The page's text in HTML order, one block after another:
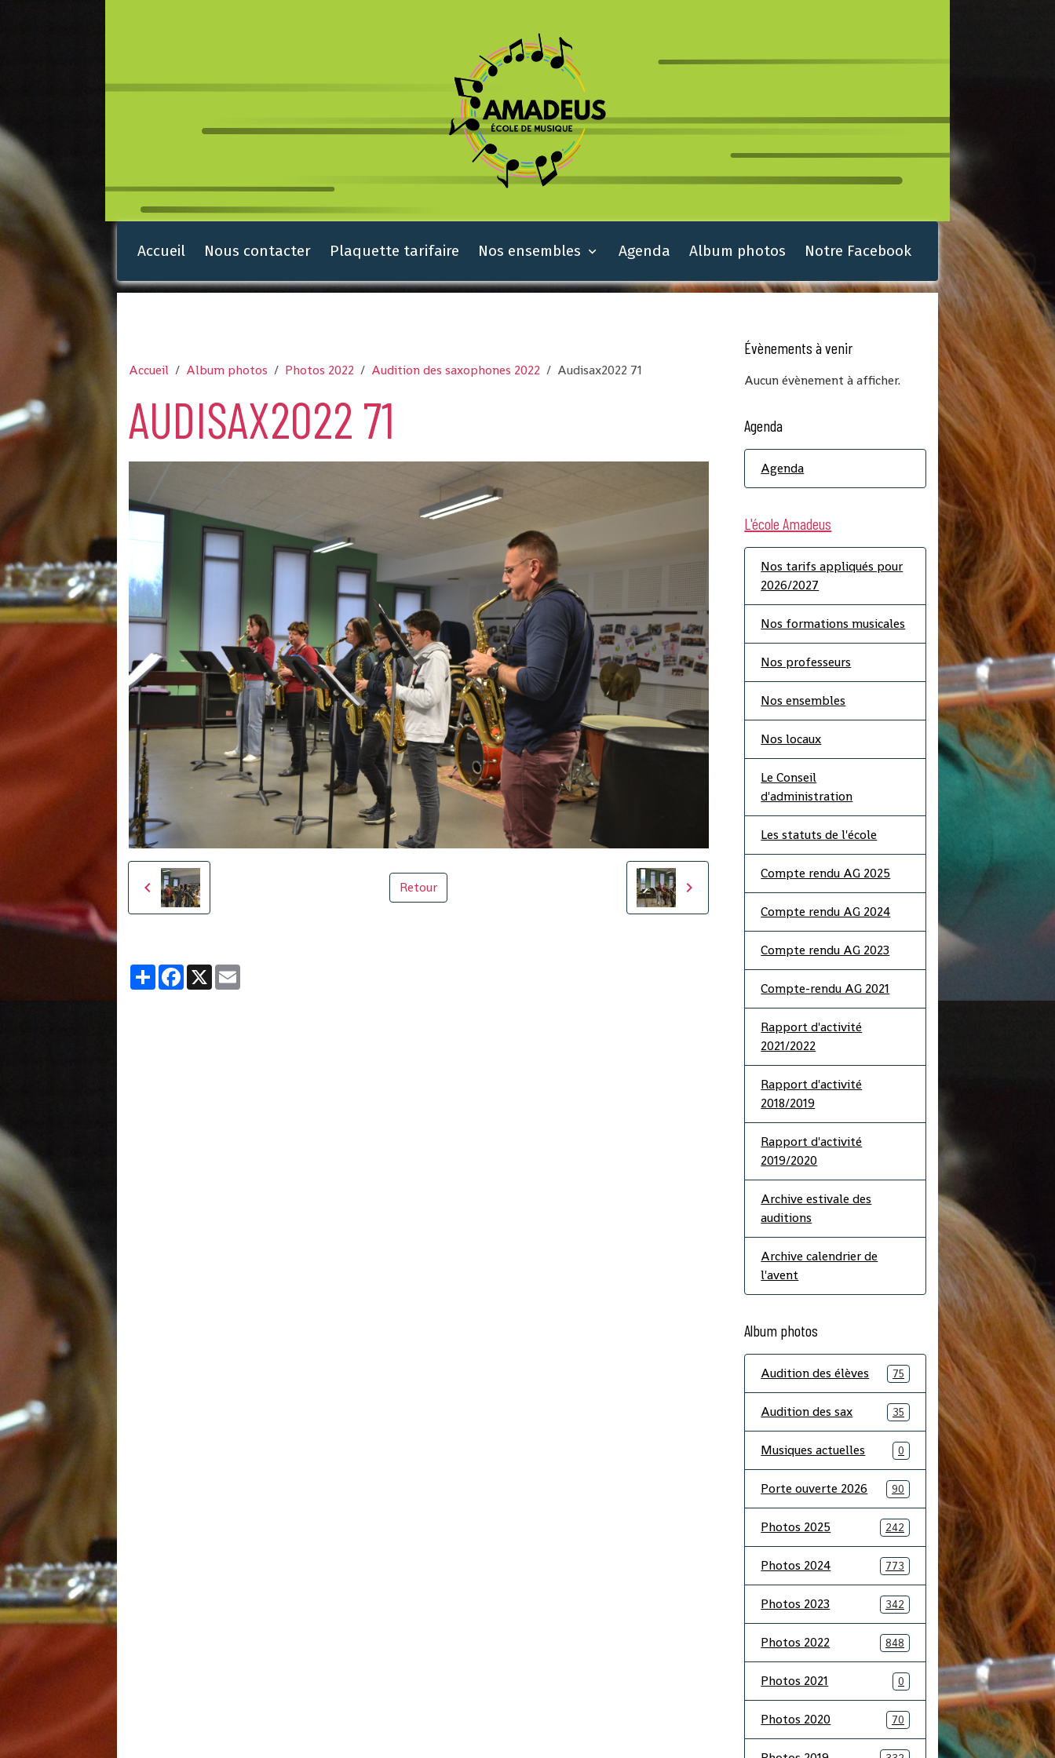
Accueil Nous contacter Plaquette tarifaire Nos ensembles Agenda Album photos Notre Facebook
Accueil Album photos Photos 2022 Audition des saxophones 2022 Audisax2022 71
AUDISAX2022 71
Retour
PartagerFacebook
X
Évènements à venir
Aucun évènement à afficher.
Agenda
Agenda
L'école Amadeus
Nos tarifs appliqués pour
2026/2027
Nos formations musicales
Nos professeurs
Nos ensembles
Nos locaux
Le Conseil
d'administration
Les statuts de l'école
Compte rendu AG 2025
Compte rendu AG 2024
Compte rendu AG 2023
Compte-rendu AG 2021
Rapport d'activité
2021/2022
Rapport d'activité
2018/2019
Rapport d'activité
2019/2020
Archive estivale des
auditions
Archive calendrier de
l'avent
Album photos
Audition des élèves 75
Audition des sax 35
Musiques actuelles 0
Porte ouverte 2026 90
Photos 2025 242
Photos 2024 773
Photos 2023 342
Photos 2022 848
Photos 2021 0
Photos 2020 70